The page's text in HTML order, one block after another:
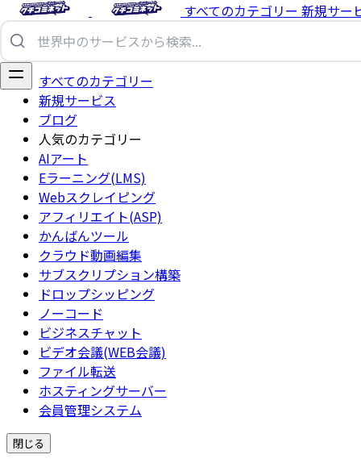
すべてのカテゴリー 新規サー
すべてのカテゴリー
新規サービス
ブログ
人気のカテゴリー
AIアート
Eラーニング(LMS)
Webスクレイピング
アフィリエイト(ASP)
かんばんツール
クラウド動画編集
サブスクリプション構築
ドロップシッピング
ノーコード
ビジネスチャット
ビデオ会議(WEB会議)
ファイル転送
ホスティングサーバー
会員管理システム
閉じる